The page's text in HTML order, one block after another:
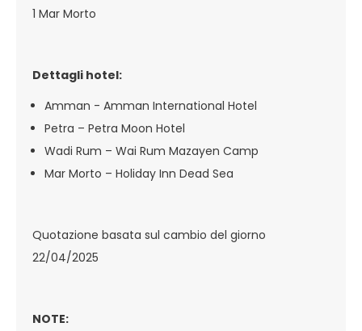
1 Mar Morto
Dettagli hotel:
Amman - Amman International Hotel
Petra – Petra Moon Hotel
Wadi Rum – Wai Rum Mazayen Camp
Mar Morto – Holiday Inn Dead Sea
Quotazione basata sul cambio del giorno
22/04/2025
NOTE: